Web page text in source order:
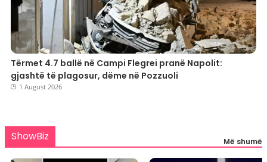
Tërmet 4.7 ballë në Campi Flegrei pranë Napolit:
gjashtë të plagosur, dëme në Pozzuoli
1 August 2026
ShowBiz Më shumë